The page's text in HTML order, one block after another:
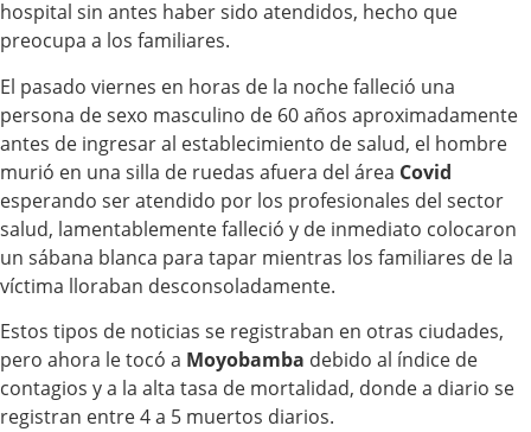
hospital sin antes haber sido atendidos, hecho que
preocupa a los familiares.
El pasado viernes en horas de la noche falleció una
persona de sexo masculino de 60 años aproximadamente
antes de ingresar al establecimiento de salud, el hombre
murió en una silla de ruedas afuera del área Covid
esperando ser atendido por los profesionales del sector
salud, lamentablemente falleció y de inmediato colocaron
un sábana blanca para tapar mientras los familiares de la
víctima lloraban desconsoladamente.
Estos tipos de noticias se registraban en otras ciudades,
pero ahora le tocó a Moyobamba debido al índice de
contagios y a la alta tasa de mortalidad, donde a diario se
registran entre 4 a 5 muertos diarios.